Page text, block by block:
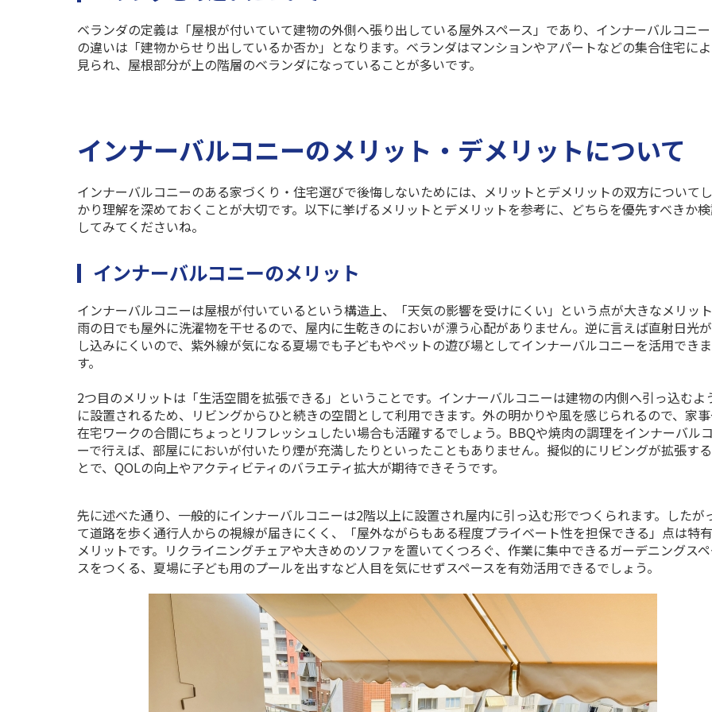
ベランダの定義は「屋根が付いていて建物の外側へ張り出している屋外スペース」であり、インナーバルコニー
の違いは「建物からせり出しているか否か」となります。ベランダはマンションやアパートなどの集合住宅によ
見られ、屋根部分が上の階層のベランダになっていることが多いです。
インナーバルコニーのメリット・デメリットについて
インナーバルコニーのある家づくり・住宅選びで後悔しないためには、メリットとデメリットの双方について
かり理解を深めておくことが大切です。以下に挙げるメリットとデメリットを参考に、どちらを優先すべきか
してみてくださいね。
インナーバルコニーのメリット
インナーバルコニーは屋根が付いているという構造上、「天気の影響を受けにくい」という点が大きなメリット
雨の日でも屋外に洗濯物を干せるので、屋内に生乾きのにおいが漂う心配がありません。逆に言えば直射日光
し込みにくいので、紫外線が気になる夏場でも子どもやペットの遊び場としてインナーバルコニーを活用できま
す。
2つ目のメリットは「生活空間を拡張できる」ということです。インナーバルコニーは建物の内側へ引っ込むよ
に設置されるため、リビングからひと続きの空間として利用できます。外の明かりや風を感じられるので、家
在宅ワークの合間にちょっとリフレッシュしたい場合も活躍するでしょう。 BBQや焼肉の調理をインナーバル
ーで行えば、部屋ににおいが付いたり煙が充満したりといったこともありません。擬似的にリビングが拡張す
とで、 QOLの向上やアクティビティのバラエティ拡大が期待できそうです。
先に述べた通り、一般的にインナーバルコニーは2階以上に設置され屋内に引っ込む形でつくられます。したが
て道路を歩く通行人からの視線が届きにくく、「屋外ながらもある程度プライベート性を担保できる」点は特
メリットです。リクライニングチェアや大きめのソファを置いてくつろぐ、作業に集中できるガーデニングス
スをつくる、夏場に子ども用のプールを出すなど人目を気にせずスペースを有効活用できるでしょう。